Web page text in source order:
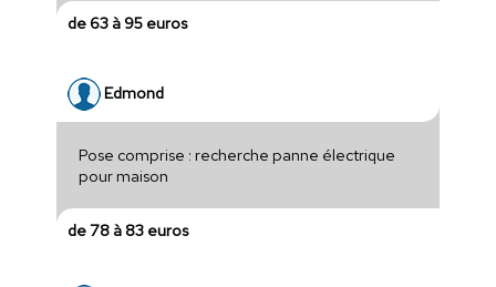
de 63 à 95 euros
Edmond
Pose comprise : recherche panne électrique
pour maison
de 78 à 83 euros